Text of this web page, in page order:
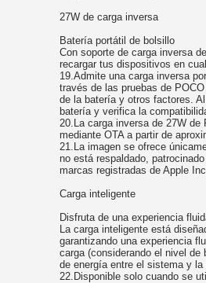
27W de carga inversa
Batería portátil de bolsillo
Con soporte de carga inversa
recargar tus dispositivos en
19.Admite una carga inversa
través de las pruebas de
de la batería y otros factores.
batería y verifica la
20.La carga inversa de 27W
mediante OTA a partir de
21.La imagen se ofrece
no está respaldado,
marcas registradas de Apple
Carga inteligente
Disfruta de una experiencia
La carga inteligente está
garantizando una experiencia
carga (considerando el nivel
de energía entre el sistema y la
22.Disponible solo cuando se